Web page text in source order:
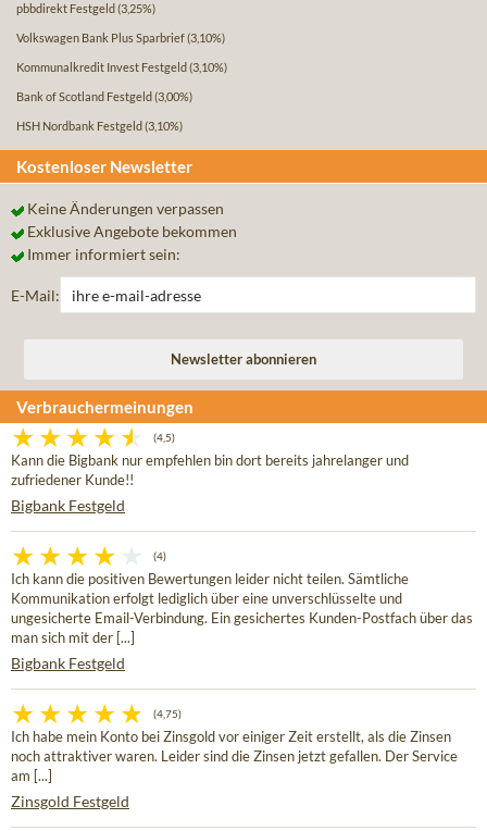
pbbdirekt Festgeld (3,25%)
Volkswagen Bank Plus Sparbrief(3,10%)
Kommunalkredit Invest Festgeld (3,10%)
Bank of Scotland Festgeld (3,00%)
HSH Nordbank Festgeld (3,10%)
Kostenloser Newsletter
Keine Änderungen verpassen
Exklusive Angebote bekommen
Immer informiert sein:
E-Mail:
Verbrauchermeinungen
(4,5)
Kann die Bigbank nur empfehlen bin dort bereits jahrelanger und
zufriedener Kunde!!
Bigbank Festgeld
(4)
Ich kann die positiven Bewertungen leider nicht teilen. Sämtliche
Kommunikation erfolgt lediglich über eine unverschlüsselte und
ungesicherte Email-Verbindung. Ein gesichertes Kunden-Postfach über das
man sich mit der [...]
Bigbank Festgeld
(4,75)
Ich habe mein Konto bei Zinsgold vor einiger Zeit erstellt, als die Zinsen
noch attraktiver waren. Leider sind die Zinsen jetzt gefallen. Der Service
am [...]
Zinsgold Festgeld